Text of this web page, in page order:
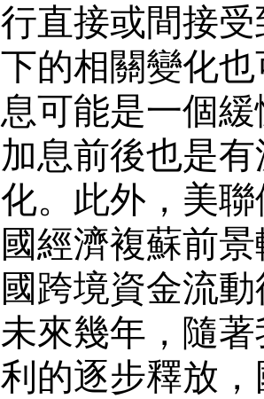
行直接或間接
下的相關變化
息可能是一個
加息前後也是
化。此外，美
國經濟複蘇前
國跨境資金流
未來幾年，隨
利的逐步釋放